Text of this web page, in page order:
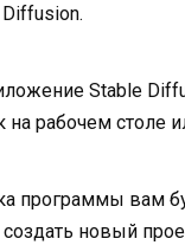
Stable
на рабочем столе
программы вам
новый